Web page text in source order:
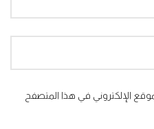
الإلكتروني في هذا المتصفح